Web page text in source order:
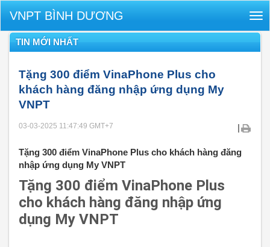
VNPT BÌNH DƯƠNG
TIN MỚI NHẤT
Tặng 300 điểm VinaPhone Plus cho
khách hàng đăng nhập ứng dụng My
VNPT
03-03-2025 11:47:49 GMT+7 |
Tặng 300 điểm VinaPhone Plus cho khách hàng đăng
nhập ứng dụng My VNPT
Tặng 300 điểm VinaPhone Plus
cho khách hàng đăng nhập ứng
dụng My VNPT